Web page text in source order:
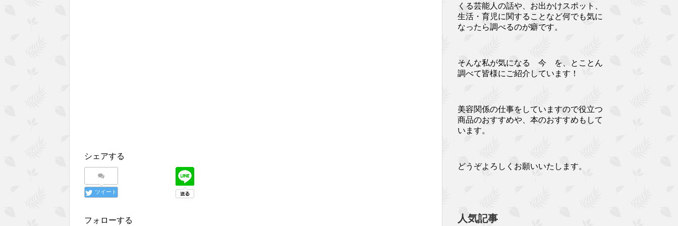
シェアする
ツイート
フォローする
くる芸能人の話や、お出かけスポット、
生活・育児に関することなど何でも気に
なったら調べるのが癖です。
そんな私が気になる 今 を、とことん
調べて皆様にご紹介しています！
美容関係の仕事をしていますので役立つ
商品のおすすめや、本のおすすめもして
います。
どうぞよろしくお願いいたします。
人気記事